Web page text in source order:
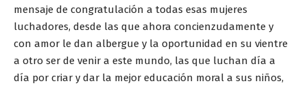
mensaje de congratulación a todas esas mujeres
luchadores, desde las que ahora concienzudamente y
con amor le dan albergue y la oportunidad en su vientre
a otro ser de venir a este mundo, las que luchan día a
día por criar y dar la mejor educación moral a sus niños,